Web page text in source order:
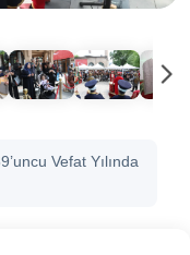
Vefat Yılında